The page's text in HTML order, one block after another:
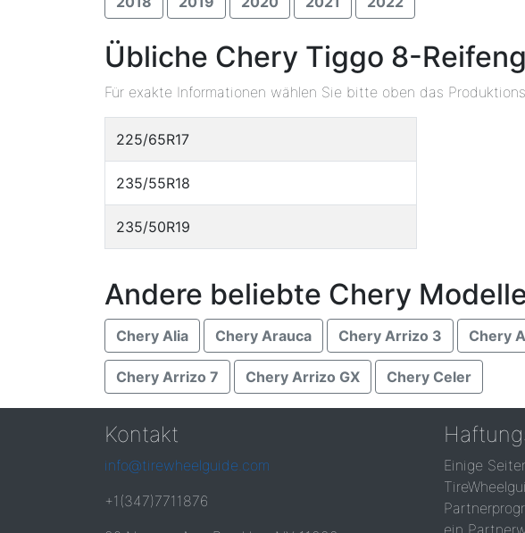
Übliche Chery Tiggo 8-
Für exakte Informationen wählen Sie bitte oben das
225/65R17
235/55R18
235/50R19
Andere beliebte Chery
Chery Alia Chery Arauca Chery Arrizo 3 Chery
Chery Arrizo 7 Chery Arrizo GX Chery Celer
Kontakt
info@tirewheelguide.com
+1(347)7711876
Einige
ein